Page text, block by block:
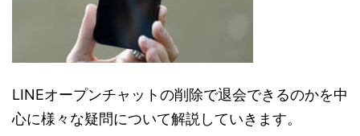
LINEオープンチャットの削除で退会できるのかを中
心に様々な疑問について解説していきます。